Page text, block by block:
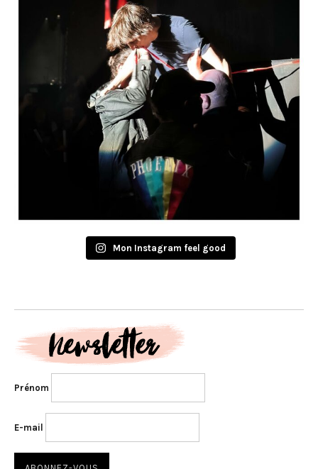
Mon Instagram feel good
Prénom
E-mail